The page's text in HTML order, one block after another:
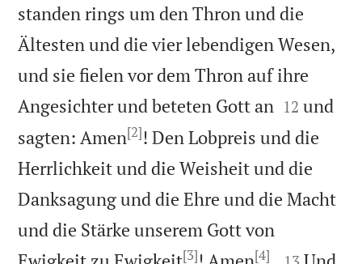
standen rings um den Thron und die
Ältesten und die vier lebendigen Wesen,
und sie fielen vor dem Thron auf ihre
Angesichter und beteten Gott an 

12 und
sagten: Amen[2]! Den Lobpreis und die
Herrlichkeit und die Weisheit und die
Danksagung und die Ehre und die Macht
und die Stärke unserem Gott von
[3] [4]